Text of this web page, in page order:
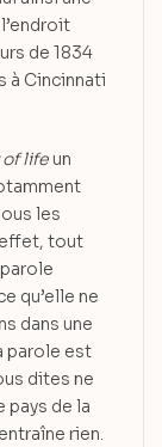
de 1834
à Cincinnati
of life un
les
effet, tout
qu’elle ne
dans une
parole est
dites ne
pays de la
rien.